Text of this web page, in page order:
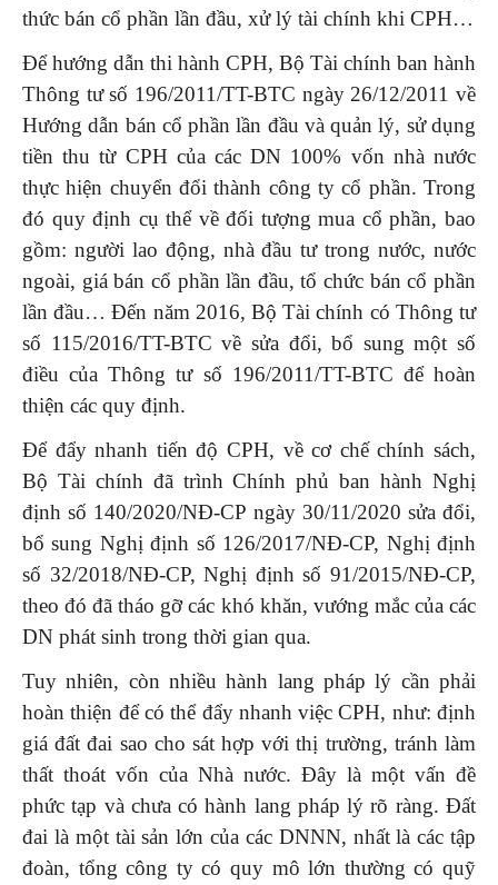
thức bán cổ phần lần đầu, xử lý tài chính khi CPH…
Để hướng dẫn thi hành CPH, Bộ Tài chính ban hành
Thông tư số 196/2011/TT-BTC ngày 26/12/2011 về
Hướng dẫn bán cổ phần lần đầu và quản lý, sử dụng
tiền thu từ CPH của các DN 100% vốn nhà nước
thực hiện chuyển đổi thành công ty cổ phần. Trong
đó quy định cụ thể về đối tượng mua cổ phần, bao
gồm: người lao động, nhà đầu tư trong nước, nước
ngoài, giá bán cổ phần lần đầu, tổ chức bán cổ phần
lần đầu… Đến năm 2016, Bộ Tài chính có Thông tư
số 115/2016/TT-BTC về sửa đổi, bổ sung một số
điều của Thông tư số 196/2011/TT-BTC để hoàn
thiện các quy định.
Để đẩy nhanh tiến độ CPH, về cơ chế chính sách,
Bộ Tài chính đã trình Chính phủ ban hành Nghị
định số 140/2020/NĐ-CP ngày 30/11/2020 sửa đổi,
bổ sung Nghị định số 126/2017/NĐ-CP, Nghị định
số 32/2018/NĐ-CP, Nghị định số 91/2015/NĐ-CP,
theo đó đã tháo gỡ các khó khăn, vướng mắc của các
DN phát sinh trong thời gian qua.
Tuy nhiên, còn nhiều hành lang pháp lý cần phải
hoàn thiện để có thể đẩy nhanh việc CPH, như: định
giá đất đai sao cho sát hợp với thị trường, tránh làm
thất thoát vốn của Nhà nước. Đây là một vấn đề
phức tạp và chưa có hành lang pháp lý rõ ràng. Đất
đai là một tài sản lớn của các DNNN, nhất là các tập
đoàn, tổng công ty có quy mô lớn thường có quỹ